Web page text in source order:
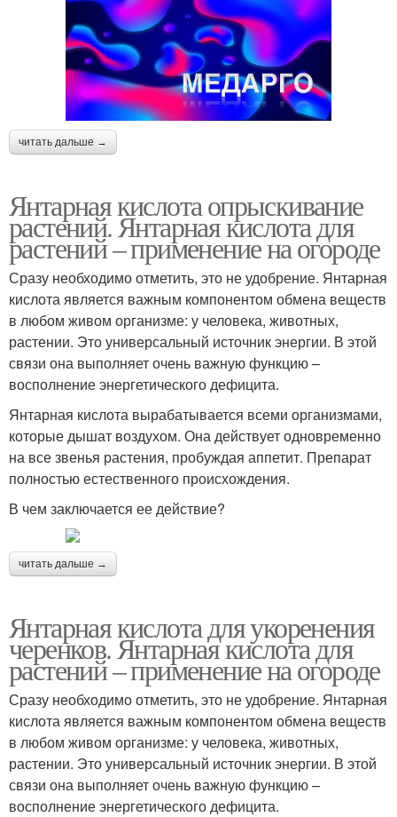
читать дальше →
Янтарная кислота опрыскивание
растений. Янтарная кислота для
растений – применение на огороде
Сразу необходимо отметить, это не удобрение. Янтарная
кислота является важным компонентом обмена веществ
в любом живом организме: у человека, животных,
растении. Это универсальный источник энергии. В этой
связи она выполняет очень важную функцию –
восполнение энергетического дефицита.
Янтарная кислота вырабатывается всеми организмами,
которые дышат воздухом. Она действует одновременно
на все звенья растения, пробуждая аппетит. Препарат
полностью естественного происхождения.
В чем заключается ее действие?
читать дальше →
Янтарная кислота для укоренения
черенков. Янтарная кислота для
растений – применение на огороде
Сразу необходимо отметить, это не удобрение. Янтарная
кислота является важным компонентом обмена веществ
в любом живом организме: у человека, животных,
растении. Это универсальный источник энергии. В этой
связи она выполняет очень важную функцию –
восполнение энергетического дефицита.